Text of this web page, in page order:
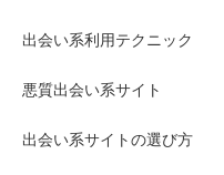
出会い系利用テクニック
悪質出会い系サイト
出会い系サイトの選び方